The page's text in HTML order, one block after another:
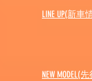
LINE UP(新車
NEW MODEL(先